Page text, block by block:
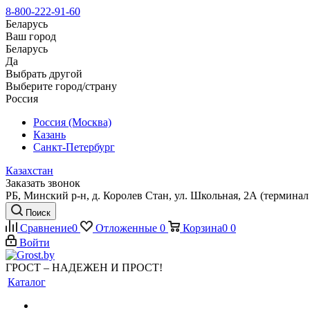
8-800-222-91-60
Беларусь
Ваш город
Беларусь
Да
Выбрать другой
Выберите город/страну
Россия
Россия (Москва)
Казань
Санкт-Петербург
Казахстан
Заказать звонок
РБ, Минский р-н, д. Королев Стан, ул. Школьная, 2А
Поиск
Сравнение0 Отложенные 0 Корзина0 0
Войти
ГРОСТ – НАДЕЖЕН И ПРОСТ!
Каталог